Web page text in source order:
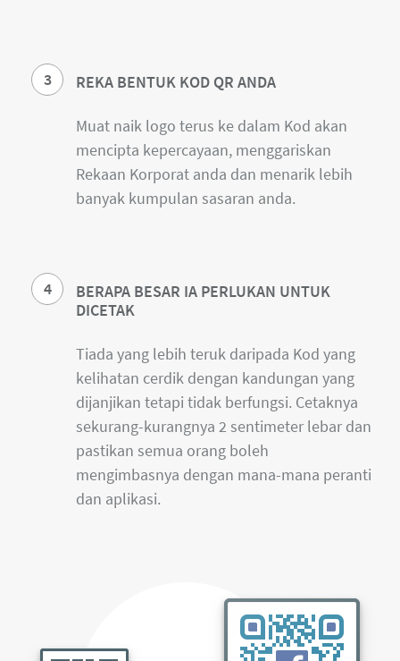
3 REKA BENTUK KOD QR ANDA
Muat naik logo terus ke dalam Kod akan
mencipta kepercayaan, menggariskan
Rekaan Korporat anda dan menarik lebih
banyak kumpulan sasaran anda.
4
BERAPA BESAR IA PERLUKAN UNTUK
DICETAK
Tiada yang lebih teruk daripada Kod yang
kelihatan cerdik dengan kandungan yang
dijanjikan tetapi tidak berfungsi. Cetaknya
sekurang-kurangnya 2 sentimeter lebar dan
pastikan semua orang boleh
mengimbasnya dengan mana-mana peranti
dan aplikasi.